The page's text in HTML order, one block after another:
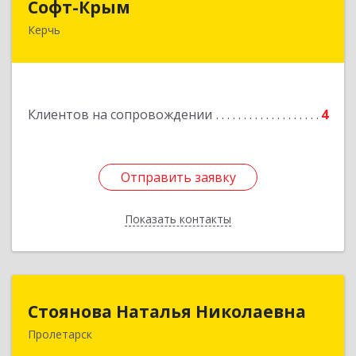
Софт-Крым
Керчь
Клиентов на сопровождении 4
Отправить заявку
Показать контакты
Республика Калмыкия, г. Элиста, ул. Губаревича,
Отправить заявку
Назад
Стоянова Наталья Николаевна
Пролетарск